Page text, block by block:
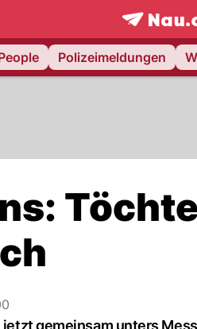
frontpage.
Polizeimeldungen
gemeinsam unters